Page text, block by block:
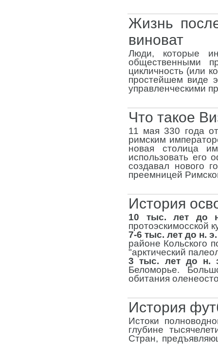
Жизнь
виноват
Люди, которые
общественными
цикличность (или
простейшем виде
управленческими
Что такое
11 мая 330 года
римским
новая столица
использовать
создавал нового
преемницей
История
10 тыс. лет до
протоэскимосской
7-6 тыс. лет до н. э.
районе Кольского
"арктический
3 тыс. лет до н.
Беломорье.
обитания
История
Истоки
глубине
Стран,